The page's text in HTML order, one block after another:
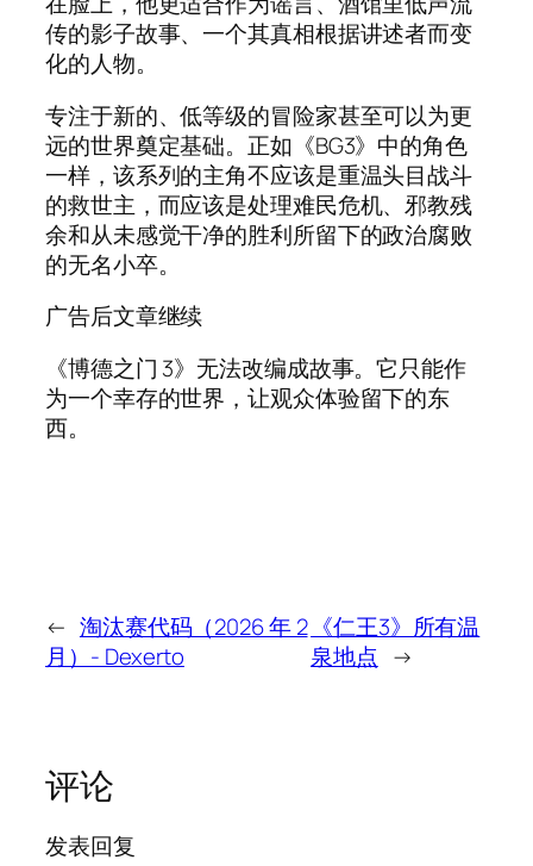
传的影子故事、一个其真相根据讲述者而变
化的人物。
专注于新的、低等级的冒险家甚至可以为更
远的世界奠定基础。正如《BG3》中的角色
一样，该系列的主角不应该是重温头目战斗
的救世主，而应该是处理难民危机、邪教残
余和从未感觉干净的胜利所留下的政治腐败
的无名小卒。
广告后文章继续
《博德之门 3》无法改编成故事。它只能作
为一个幸存的世界，让观众体验留下的东
西。
← 淘汰赛代码（2026 年 2
月）- Dexerto
《仁王3》所有温
泉地点 →
评论
发表回复